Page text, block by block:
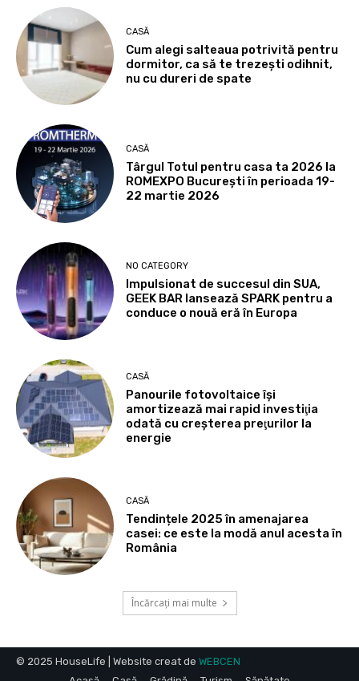
CASĂ
Cum alegi salteaua potrivită pentru
dormitor, ca să te trezești odihnit,
nu cu dureri de spate
CASĂ
Târgul Totul pentru casa ta 2026 la
ROMEXPO Bucureşti în perioada 19-
22 martie 2026
NO CATEGORY
Impulsionat de succesul din SUA,
GEEK BAR lansează SPARK pentru a
conduce o nouă eră în Europa
CASĂ
Panourile fotovoltaice îşi
amortizează mai rapid investiţia
odată cu creşterea preţurilor la
energie
CASĂ
Tendințele 2025 în amenajarea
casei: ce este la modă anul acesta în
România
Încărcați mai multe
© 2025 HouseLife | Website creat de WEBCEN